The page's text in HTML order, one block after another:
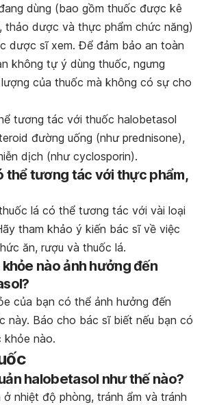
dùng (bao gồm thuốc được kê
thảo dược và thực phẩm chức năng)
dược sĩ xem. Để đảm bảo an toàn
không tự ý dùng thuốc, ngưng
của thuốc mà không có sự cho
tương tác với thuốc halobetasol
đường uống (như prednisone),
dịch (như cyclosporin).
thể tương tác với thực phẩm,
lá có thể tương tác với vài loại
tham khảo ý kiến bác sĩ về việc
ăn, rượu và thuốc lá.
nào ảnh hưởng đến
của bạn có thể ảnh hưởng đến
này. Báo cho bác sĩ biết nếu bạn có
nào.
halobetasol như thế nào?
ở nhiệt độ phòng, tránh ẩm và tránh